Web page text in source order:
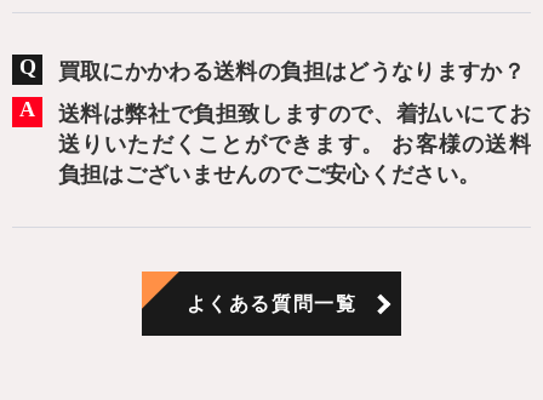
買取にかかわる送料の負担はどうなりますか？
送料は弊社で負担致しますので、着払いにてお
送りいただくことができます。 お客様の送料
負担はございませんのでご安心ください。
よくある質問一覧